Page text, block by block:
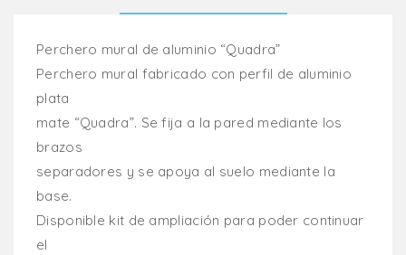
Perchero mural de aluminio “Quadra”
Perchero mural fabricado con perfil de aluminio
plata
mate “Quadra”. Se fija a la pared mediante los
brazos
separadores y se apoya al suelo mediante la
base.
Disponible kit de ampliación para poder continuar
el